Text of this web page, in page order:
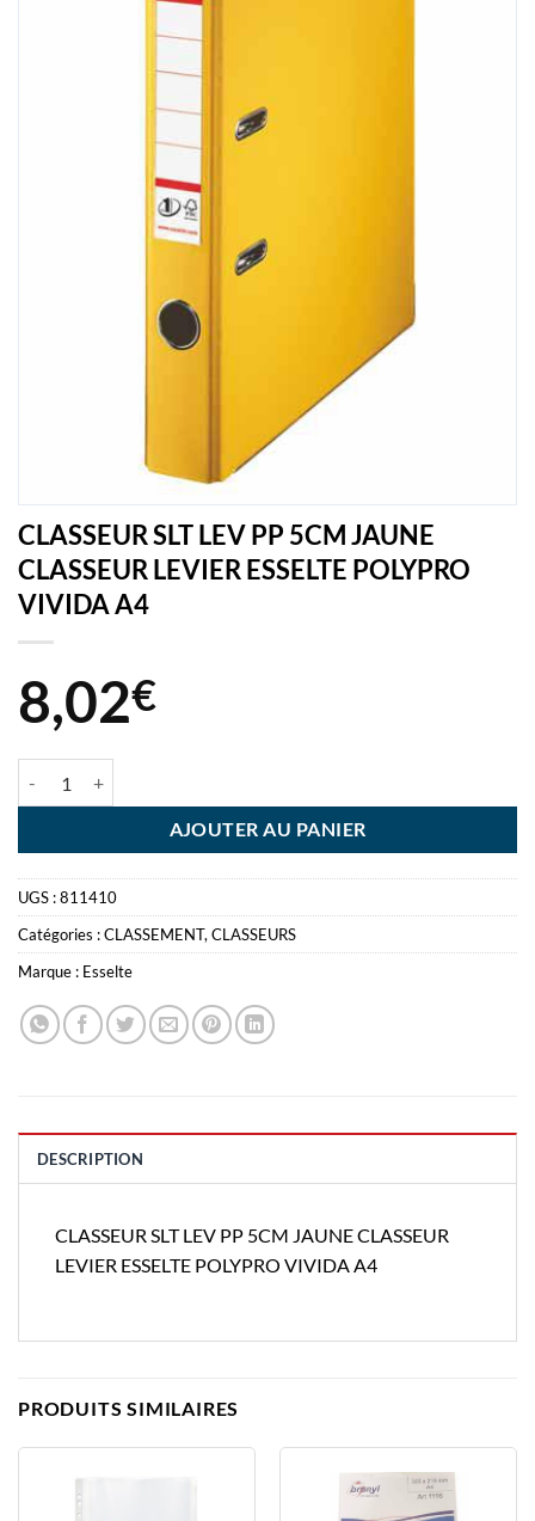
CLASSEUR SLT LEV PP 5CM JAUNE
CLASSEUR LEVIER ESSELTE POLYPRO
VIVIDA A4
8,02€
AJOUTER AU PANIER
UGS :811410
Catégories :CLASSEMENT, CLASSEURS
Marque : Esselte
DESCRIPTION
CLASSEUR SLT LEV PP 5CM JAUNE CLASSEUR
LEVIER ESSELTE POLYPRO VIVIDA A4
PRODUITS SIMILAIRES